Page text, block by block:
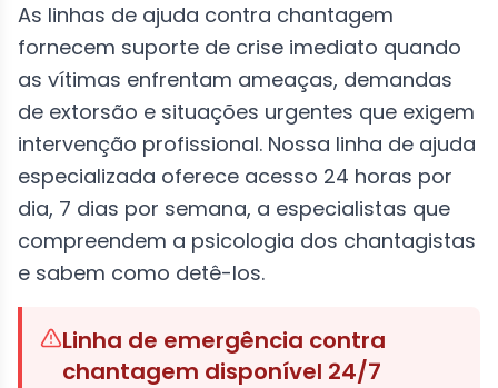
As linhas de ajuda contra chantagem
fornecem suporte de crise imediato quando
as vítimas enfrentam ameaças, demandas
de extorsão e situações urgentes que exigem
intervenção profissional. Nossa linha de ajuda
especializada oferece acesso 24 horas por
dia, 7 dias por semana, a especialistas que
compreendem a psicologia dos chantagistas
e sabem como detê-los.
Linha de emergência contra
chantagem disponível 24/7